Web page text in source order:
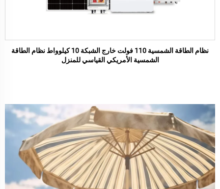
نظام الطاقة الشمسية 110 فولت خارج الشبكة 10 كيلوواط نظام الطاقة
الشمسية الأمريكي القياسي للمنزل